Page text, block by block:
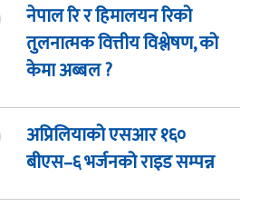
नेपाल रि र हिमालयन रिको
तुलनात्मक वित्तीय विश्लेषण, को
केमा अब्बल ?
अप्रिलियाको एसआर १६०
बीएस–६ भर्जनको राइड सम्पन्न